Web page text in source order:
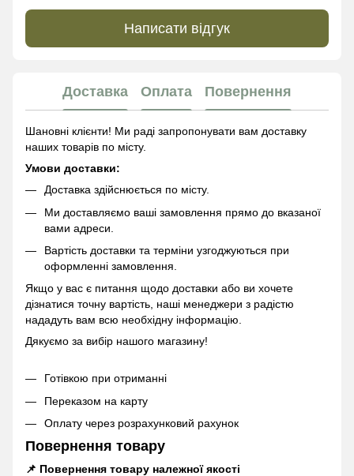
Написати відгук
Доставка Оплата Повернення
Шановні клієнти! Ми раді запропонувати вам доставку
наших товарів по місту.
Умови доставки:
Доставка здійснюється по місту.
Ми доставляємо ваші замовлення прямо до вказаної
вами адреси.
Вартість доставки та терміни узгоджуються при
оформленні замовлення.
Якщо у вас є питання щодо доставки або ви хочете
дізнатися точну вартість, наші менеджери з радістю
нададуть вам всю необхідну інформацію.
Дякуємо за вибір нашого магазину!
Готівкою при отриманні
Переказом на карту
Оплату через розрахунковий рахунок
Повернення товару
📌 Повернення товару належної якості